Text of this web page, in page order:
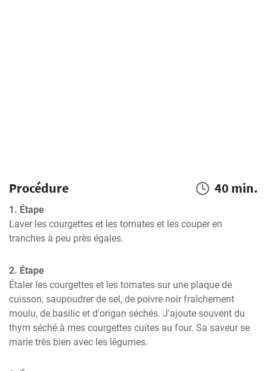
Procédure 40 min.
1. Étape
Laver les courgettes et les tomates et les couper en
tranches à peu près égales.
2. Étape
Étaler les courgettes et les tomates sur une plaque de
cuisson, saupoudrer de sel, de poivre noir fraîchement
moulu, de basilic et d'origan séchés. J'ajoute souvent du
thym séché à mes courgettes cuites au four. Sa saveur se
marie très bien avec les légumes.